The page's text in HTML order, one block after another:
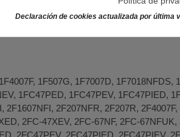
CE340PNF, CE340XD, CE342D,
CT420NF, DREAMG2001, HOMEF670,
SPORTF57, SPORTF67,
1F507G, 1F7007D,
1FC47PED, 1FC47PEV, 1FC47PIED,
2F1607NFI, 2F207NFR, 2F207R,
2FC-47XEV, 2FC-67NF, 2FC-
2FC47PEV, 2FC47PIED, 2FC47PIEV,
Declaración de cookies actualizada por última